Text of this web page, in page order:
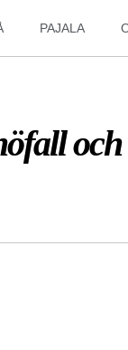
PAJALA